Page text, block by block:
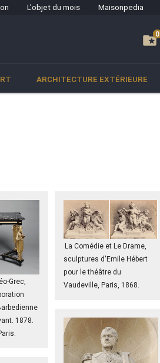
L'objet du mois Maisonpedia
folder_special0
0
ARCHITECTURE EXTÉRIEURE
Grec,
1878.
La Comédie et Le Drame,
sculptures d'Emile Hébert
pour le théâtre du
Vaudeville, Paris, 1868.